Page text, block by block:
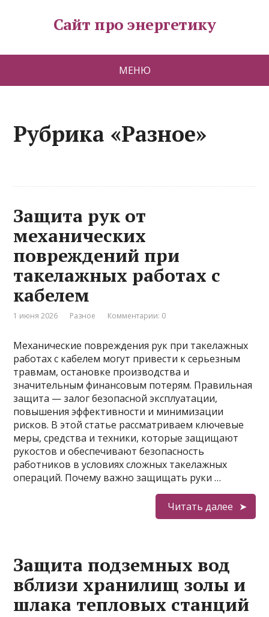
Сайт про энергетику
МЕНЮ
Рубрика «Разное»
Защита рук от
механических
повреждений при
такелажных работах с
кабелем
1 июня 2026 Разное Комментарии: 0
Механические повреждения рук при такелажных
работах с кабелем могут привести к серьезным
травмам, остановке производства и
значительным финансовым потерям. Правильная
защита — залог безопасной эксплуатации,
повышения эффективности и минимизации
рисков. В этой статье рассматриваем ключевые
меры, средства и техники, которые защищают
рукостов и обеспечивают безопасность
работников в условиях сложных такелажных
операций. Почему важно защищать руки …
Читать далее
Защита подземных вод
вблизи хранилищ золы и
шлака тепловых станций